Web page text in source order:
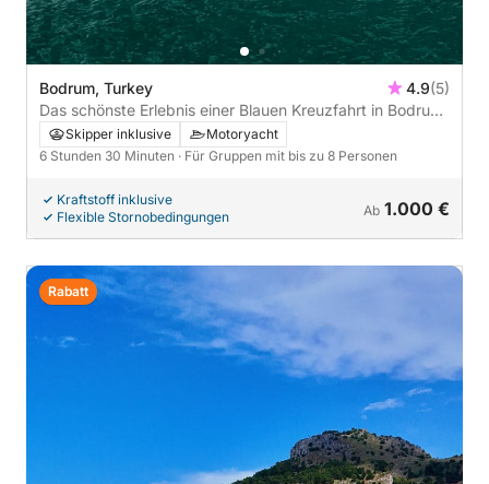
Bodrum, Turkey 4.9(5)
Das schönste Erlebnis einer Blauen Kreuzfahrt in Bodrum
bietet k.y.g.
Skipper inklusive
Motoryacht
6 Stunden 30 Minuten · Für Gruppen mit bis zu 8 Personen
Kraftstoff inklusive
Flexible Stornobedingungen
Ab 1.000 €
Rabatt